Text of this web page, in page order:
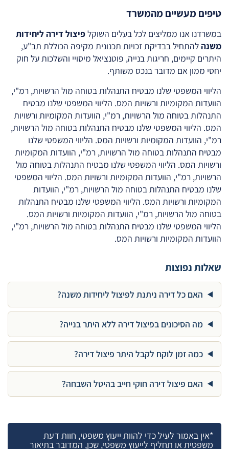
טיפים מעשיים מהמשרד
במשרדנו אנו ממליצים לכל בעלים השוקלפיצול דירה ליחידות
משנהלהתחיל בבדיקת זכויות תכנונית מקיפה הכוללת תב"ע,
היתרים קיימים, חריגות בנייה, פוטנציאל מיסויי והשלכות על חוק
יחסי ממון אם מדובר בנכס משותף.
הליווי המשפטי שלנו מבטיח התנהלות בטוחה מול הרשויות, רמ"י,
הוועדות המקומיות ורשויות המס. הליווי המשפטי שלנו מבטיח
התנהלות בטוחה מול הרשויות, רמ"י, הוועדות המקומיות ורשויות
המס. הליווי המשפטי שלנו מבטיח התנהלות בטוחה מול הרשויות,
רמ"י, הוועדות המקומיות ורשויות המס. הליווי המשפטי שלנו
מבטיח התנהלות בטוחה מול הרשויות, רמ"י, הוועדות המקומיות
ורשויות המס. הליווי המשפטי שלנו מבטיח התנהלות בטוחה מול
הרשויות, רמ"י, הוועדות המקומיות ורשויות המס. הליווי המשפטי
שלנו מבטיח התנהלות בטוחה מול הרשויות, רמ"י, הוועדות
המקומיות ורשויות המס. הליווי המשפטי שלנו מבטיח התנהלות
בטוחה מול הרשויות, רמ"י, הוועדות המקומיות ורשויות המס.
הליווי המשפטי שלנו מבטיח התנהלות בטוחה מול הרשויות, רמ"י,
הוועדות המקומיות ורשויות המס.
שאלות נפוצות
האם כל דירה ניתנת לפיצול ליחידות משנה?
מה הסיכונים בפיצול דירה ללא היתר בנייה?
כמה זמן לוקח לקבל היתר פיצול דירה?
האם פיצול דירה חוקי חייב בהיטל השבחה?
*אין באמור לעיל כדי להוות ייעוץ משפטי, חוות דעת
משפטית או תחליף לייעוץ משפטי, שכן, המדובר בתיאור